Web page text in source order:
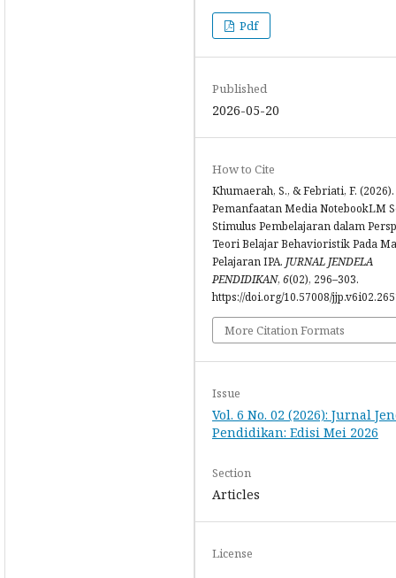
Pdf
Published
2026-05-20
How to Cite
Khumaerah, S., & Febriati, F.
Pemanfaatan Media NotebookLM
Stimulus Pembelajaran dalam
Teori Belajar Behavioristik Pada
Pelajaran IPA. JURNAL JENDELA
PENDIDIKAN, 6(02), 296–303.
https://doi.org/10.57008/
More Citation Formats
Issue
Vol. 6 No. 02 (2026): Jurnal
Pendidikan: Edisi Mei 2026
Section
Articles
License